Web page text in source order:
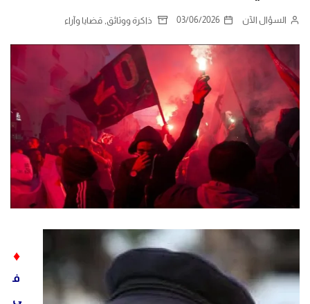
السؤال الآن 03/06/2026 ذاكرة ووثائق قضايا وآراء
♦
ف
ي